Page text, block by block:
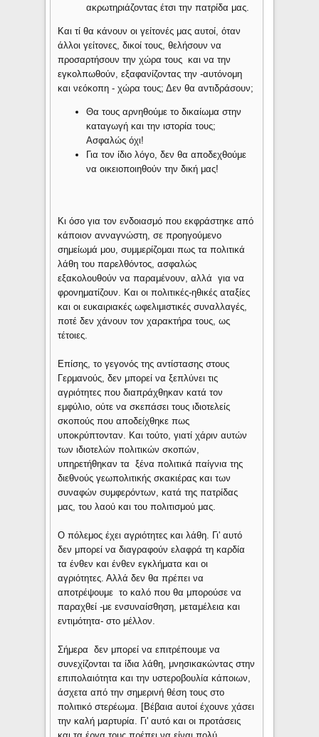
ακρωτηριάζοντας έτσι την πατρίδα μας.
Και τί θα κάνουν οι γείτονές μας αυτοί, όταν
άλλοι γείτονες, δικοί τους, θελήσουν να
προσαρτήσουν την χώρα τους και να την
εγκολπωθούν, εξαφανίζοντας την -αυτόνομη
και νεόκοπη - χώρα τους; Δεν θα αντιδράσουν;
Θα τους αρνηθούμε το δικαίωμα στην
καταγωγή και την ιστορία τους;
Ασφαλώς όχι!
Για τον ίδιο λόγο, δεν θα αποδεχθούμε
να οικειοποιηθούν την δική μας!
Κι όσο για τον ενδοιασμό που εκφράστηκε από
κάποιον ανναγνώστη, σε προηγούμενο
σημείωμά μου, συμμερίζομαι πως τα πολιτικά
λάθη του παρελθόντος, ασφαλώς
εξακολουθούν να παραμένουν, αλλά για να
φρονηματίζουν. Και οι πολιτικές-ηθικές αταξίες
και οι ευκαιριακές ωφελιμιστικές συναλλαγές,
ποτέ δεν χάνουν τον χαρακτήρα τους, ως
τέτοιες.
Επίσης, το γεγονός της αντίστασης στους
Γερμανούς, δεν μπορεί να ξεπλύνει τις
αγριότητες που διαπράχθηκαν κατά τον
εμφύλιο, ούτε να σκεπάσει τους ιδιοτελείς
σκοπούς που αποδείχθηκε πως
υποκρύπτονταν. Και τούτο, γιατί χάριν αυτών
των ιδιοτελών πολιτικών σκοπών,
υπηρετήθηκαν τα ξένα πολιτικά παίγνια της
διεθνούς γεωπολιτικής σκακιέρας και των
συναφών συμφερόντων, κατά της πατρίδας
μας, του λαού και του πολιτισμού μας.
Ο πόλεμος έχει αγριότητες και λάθη. Γι' αυτό
δεν μπορεί να διαγραφούν ελαφρά τη καρδία
τα ένθεν και ένθεν εγκλήματα και οι
αγριότητες. Αλλά δεν θα πρέπει να
αποτρέψουμε το καλό που θα μπορούσε να
παραχθεί -με ενσυναίσθηση, μεταμέλεια και
εντιμότητα- στο μέλλον.
Σήμερα δεν μπορεί να επιτρέπουμε να
συνεχίζονται τα ίδια λάθη, μνησικακώντας στην
επιπολαιότητα και την υστεροβουλία κάποιων,
άσχετα από την σημερινή θέση τους στο
πολιτικό στερέωμα. [Βέβαια αυτοί έχουνε χάσει
την καλή μαρτυρία. Γι' αυτό και οι προτάσεις